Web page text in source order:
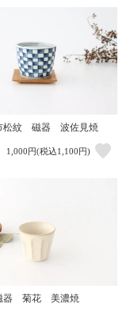
松紋 磁器 波佐見焼
1,000円(税込1,100円)
器 菊花 美濃焼